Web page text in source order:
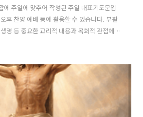
에 주일에 맞추어 작성된 주일 대표기도문입
후 찬양 예배 등에 활용할 수 있습니다. 부활
명 등 중요한 교리적 내용과 목회적 관점에서
다. 부활절 대표기도생명의 근원이 되시며
와 찬양을 올려드립니다.태초에 빛을 부르신
을 옮기시고, 죽음 가운데 잠든 인류를 깨우
찬양합니다.주님, “나는 부활이요 생명이니
고”(요 11:25) 하신 말씀이오늘 우리 가운데
립니다.십자가 위에서 “다 이루었다”(요